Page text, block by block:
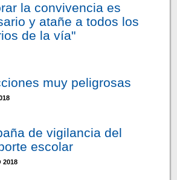
la convivencia es
y atañe a todos los
de la vía"
muy peligrosas
de vigilancia del
escolar
2018